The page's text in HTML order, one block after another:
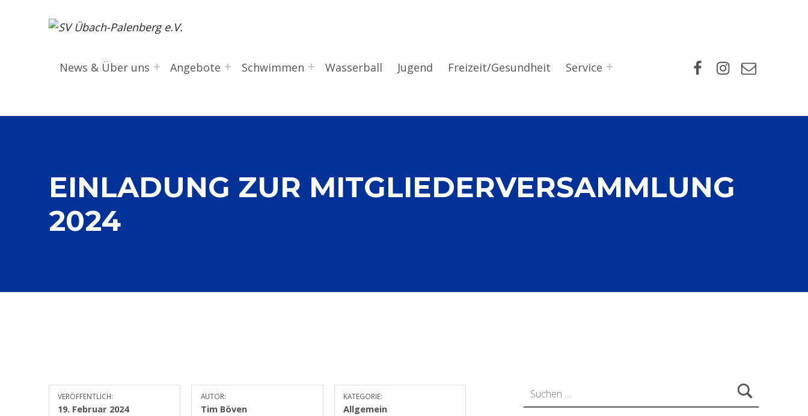
News & Über uns Angebote Schwimmen Wasserball Jugend Freizeit/Gesundheit Service
EINLADUNG ZUR MITGLIEDERVERSAMMLUNG
2024
VERÖFFENTLICH:
19. Februar 2024
AUTOR:
Tim Böven
KATEGORIE:
Allgemein